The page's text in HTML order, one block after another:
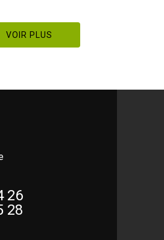
VOIR PLUS
26
28